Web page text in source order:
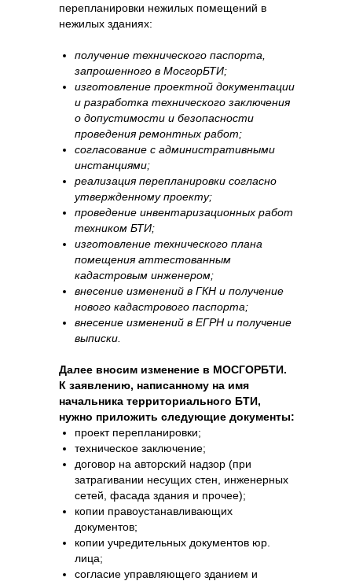
получение технического паспорта,
запрошенного в МосгорБТИ;
изготовление проектной документации
и разработка технического заключения
о допустимости и безопасности
проведения ремонтных работ;
согласование с административными
инстанциями;
реализация перепланировки согласно
утвержденному проекту;
проведение инвентаризационных работ
техником БТИ;
изготовление технического плана
помещения аттестованным
кадастровым инженером;
внесение изменений в ГКН и получение
нового кадастрового паспорта;
внесение изменений в ЕГРН и получение
выписки.
Далее вносим изменение в МОСГОРБТИ.
К заявлению, написанному на имя
начальника территориального БТИ,
нужно приложить следующие документы:
проект перепланировки;
техническое заключение;
договор на авторский надзор (при
затрагивании несущих стен, инженерных
сетей, фасада здания и прочее);
копии правоустанавливающих
документов;
копии учредительных документов юр.
лица;
согласие управляющего зданием и
перепланировки нежилых помещений в
нежилых зданиях: